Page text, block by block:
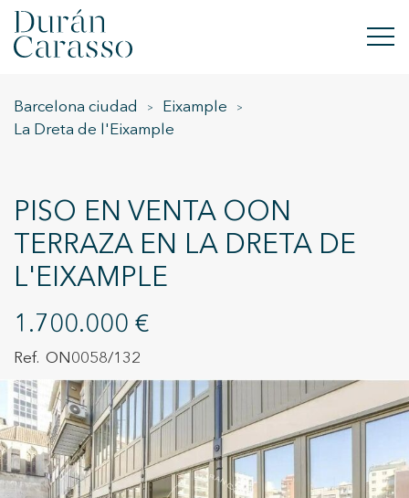
COMPRAR
VENDER
OBRA NUEVA
CONTACTO
+34 935 178 067
Barcelona ciudad
Eixample
La Dreta de l'Eixample
PISO EN VENTA OON
TERRAZA EN LA DRETA DE
L'EIXAMPLE
1.700.000 €
ON0058/132